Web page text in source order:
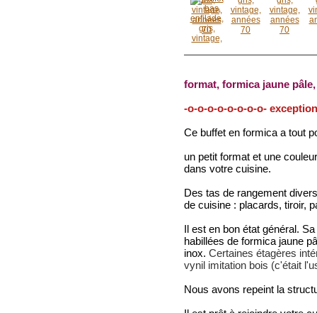
format, formica jaune
-o-o-o-o-o-o-o-o-
Ce buffet en formica a tout
un petit format et une
dans votre cuisine.
Des tas de rangement
de cuisine : placards, tiroir,
Il est en bon état général.
habillées de formica jaune
inox. Certaines étagères
vynil imitation bois (c'était
Nous avons repeint la